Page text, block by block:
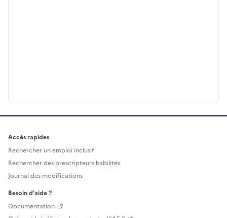
Accès rapides
Rechercher un emploi inclusif
Rechercher des prescripteurs habilités
Journal des modifications
Besoin d'aide ?
Documentation